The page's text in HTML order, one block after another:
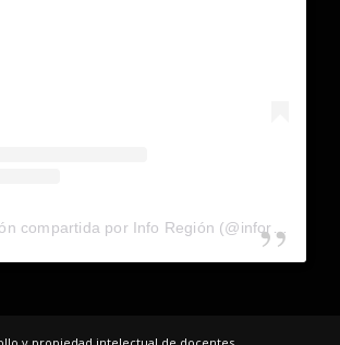
Una publicación compartida por Info Región (@inforegion_redes)